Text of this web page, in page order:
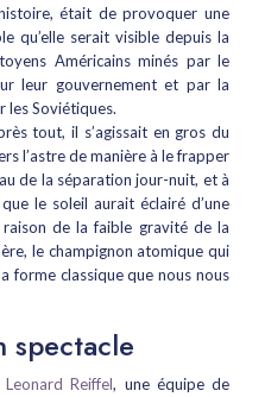
était de provoquer une
qu’elle serait visible depuis la
Américains minés par le
leur gouvernement et par la
les Soviétiques.
tout, il s’agissait en gros du
l’astre de manière à le frapper
de la séparation jour-nuit, et à
le soleil aurait éclairé d’une
de la faible gravité de la
le champignon atomique qui
forme classique que nous nous
spectacle
Leonard Reiffel, une équipe de